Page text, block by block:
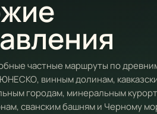
частные маршруты по
винным долинам,
городам, минеральным
сванским башням и Черному